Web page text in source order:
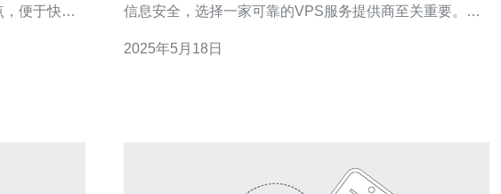
便于快速
信息安全，选择一家可靠的VPS服务提供商至关重要。香
能而闻名，成为许多用户的首选。 香港50g防御VPS服务
2025年5月18日